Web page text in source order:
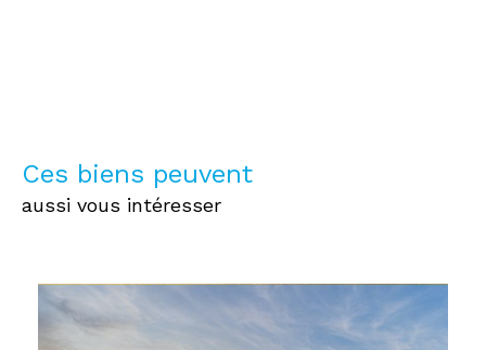
Ces biens peuvent
aussi vous intéresser